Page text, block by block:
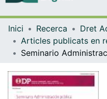
Inici Recerca